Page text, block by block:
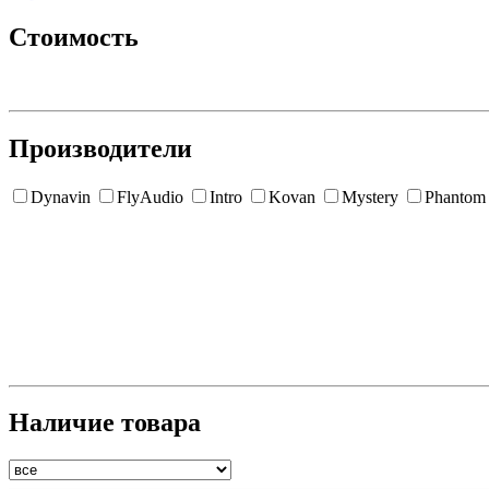
Стоимость
Производители
Dynavin FlyAudio Intro Kovan Mystery Phantom
Наличие товара